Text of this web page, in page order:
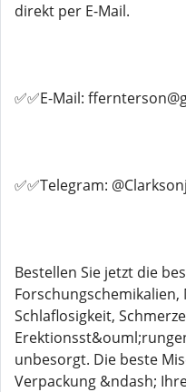
direkt per E-Mail.
✅✅E-Mail:
✅✅Telegram:
Bestellen Sie jetzt die
Forschungschemikalien,
Schlaflosigkeit,
unbesorgt. Die beste
Verpackung &ndash;